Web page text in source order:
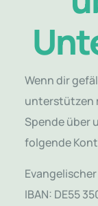
Spende auf
IBAN: DE55
Wenn dir
unterstützen
Spende über
folgende
IBAN: DE55